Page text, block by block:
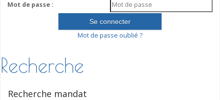
Mot de passe :
Mot de passe oublié ?
Recherche
Recherche mandat